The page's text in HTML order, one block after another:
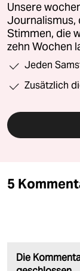
Unsere
Journalismus,
Stimmen, die
zehn Wochen
Jeden
Zusätzlich
5
Die